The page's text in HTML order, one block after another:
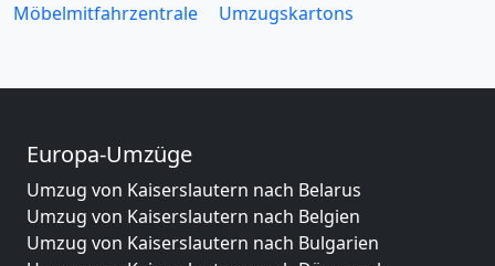
Möbelmitfahrzentrale
Umzugskartons
Europa-Umzüge
Umzug von Kaiserslautern nach Belarus
Umzug von Kaiserslautern nach Belgien
Umzug von Kaiserslautern nach Bulgarien